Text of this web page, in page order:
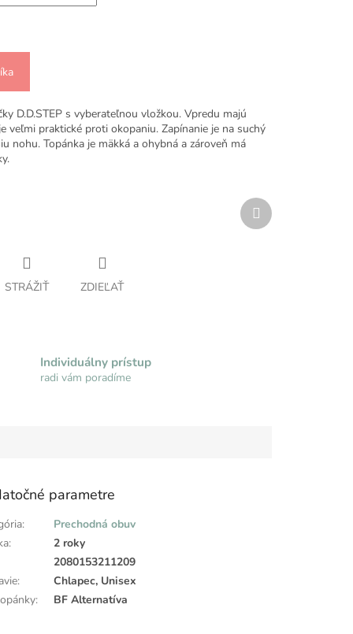
D.D.STEP s vyberateľnou vložkou. Vpredu majú
veľmi praktické proti okopaniu. Zapínanie je na suchý
nohu. Topánka je mäkká a ohybná a zároveň má
STRÁŽIŤ ZDIEĽAŤ
Individuálny prístup
radi vám poradíme
Ďalší
produkt
parametre
:
Prechodná obuv
:
2 roky
2080153211209
:
Chlapec, Unisex
: BF Alternatíva